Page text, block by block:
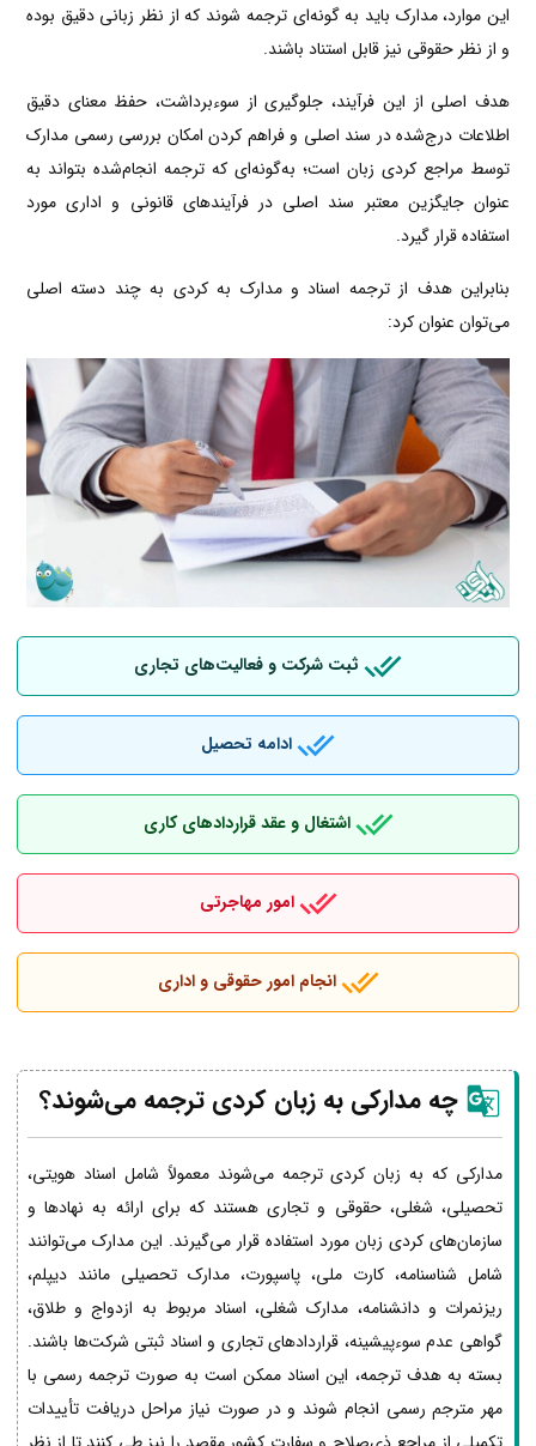
این موارد، مدارک باید به گونه‌ای ترجمه شوند که از نظر زبانی دقیق بوده
و از نظر حقوقی نیز قابل استناد باشند.
هدف اصلی از این فرآیند، جلوگیری از سوءبرداشت، حفظ معنای دقیق
اطلاعات درج‌شده در سند اصلی و فراهم کردن امکان بررسی رسمی مدارک
توسط مراجع کردی زبان است؛ به‌گونه‌ای که ترجمه انجام‌شده بتواند به
عنوان جایگزین معتبر سند اصلی در فرآیندهای قانونی و اداری مورد
استفاده قرار گیرد.
بنابراین هدف از ترجمه اسناد و مدارک به کردی به چند دسته اصلی
می‌توان عنوان کرد:
ثبت شرکت و فعالیت‌های تجاری
ادامه تحصیل
اشتغال و عقد قراردادهای کاری
امور مهاجرتی
انجام امور حقوقی و اداری
چه مدارکی به زبان کردی ترجمه می‌شوند؟
مدارکی که به زبان کردی ترجمه می‌شوند معمولاً شامل اسناد هویتی،
تحصیلی، شغلی، حقوقی و تجاری هستند که برای ارائه به نهادها و
سازمان‌های کردی زبان مورد استفاده قرار می‌گیرند. این مدارک می‌توانند
شامل شناسنامه، کارت ملی، پاسپورت، مدارک تحصیلی مانند دیپلم،
ریزنمرات و دانشنامه، مدارک شغلی، اسناد مربوط به ازدواج و طلاق،
گواهی عدم سوءپیشینه، قراردادهای تجاری و اسناد ثبتی شرکت‌ها باشند.
بسته به هدف ترجمه، این اسناد ممکن است به صورت ترجمه رسمی با
مهر مترجم رسمی انجام شوند و در صورت نیاز مراحل دریافت تأییدات